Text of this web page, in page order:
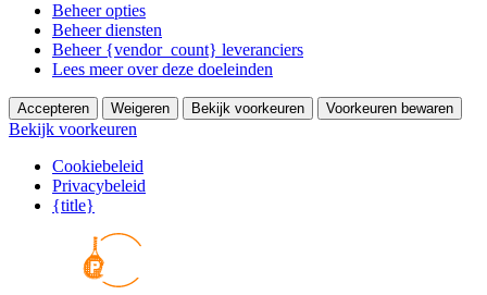
Beheer opties
Beheer diensten
Beheer {vendor_count} leveranciers
Lees meer over deze doeleinden
Accepteren Weigeren Bekijk voorkeuren Voorkeuren bewaren
Bekijk voorkeuren
Cookiebeleid
Privacybeleid
{title}